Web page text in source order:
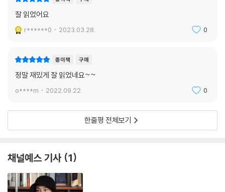
잘 읽었어요
r******0 2023.03.28. 0
종이책 구매
정말 재밌게 잘 읽었네요~~
o****m 2022.09.22. 0
한줄평 전체보기
채널예스 기사 1